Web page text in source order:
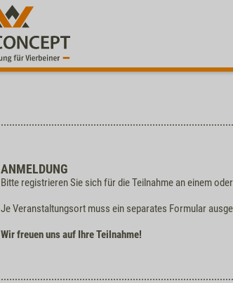
ANMELDUNG
Bitte registrieren Sie sich für die Teilnahme an einem
Je Veranstaltungsort muss ein separates Formular
Wir freuen uns auf Ihre Teilnahme!